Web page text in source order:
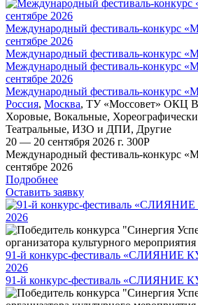
Международный фестиваль-конкурс
сентябре 2026
Международный фестиваль-конкурс
Международный фестиваль-конкурс
сентябре 2026
Международный фестиваль-конкурс
Россия, Москва, ТУ «Моссовет» ОКЦ
Хоровые, Вокальные,
Театральные, ИЗО и ДПИ, Другие
20 — 20 сентября 2026 г. 300Р
Международный фестиваль-конкурс
сентябре 2026
Подробнее
Оставить заявку
91-й конкурс-фестиваль «СЛИЯНИЕ
2026
91-й конкурс-фестиваль «СЛИЯНИЕ